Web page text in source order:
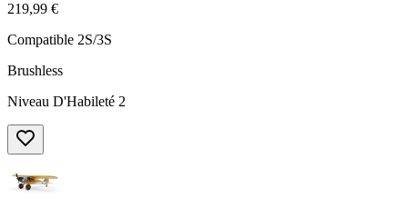
219,99 €
Compatible 2S/3S
Brushless
Niveau D'Habileté 2